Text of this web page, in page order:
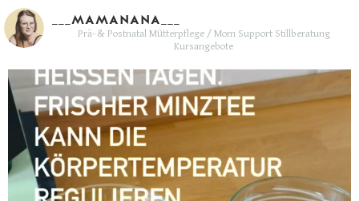
___MAMANANA___
Prä- & Postnatal Mütterpflege / Mom SupportStillberatung
Kursangebote